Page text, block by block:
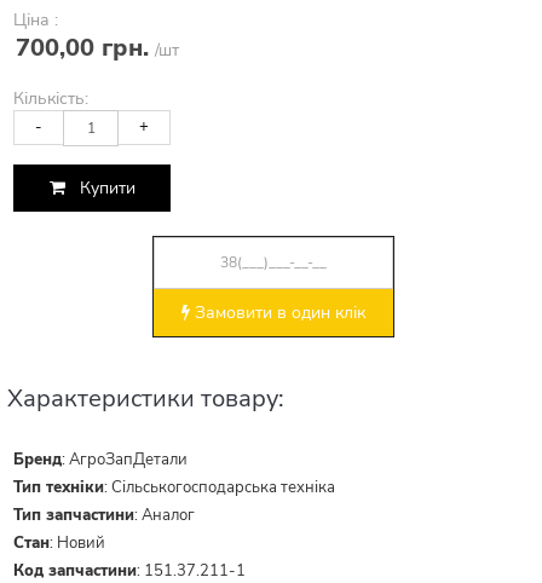
Ціна :
700,00 грн. /шт
Кількість:
- +
Купити
Замовити в один клік
Характеристики товару:
Бренд:АгроЗапДетали
Тип техніки:Сільськогосподарська техніка
Тип запчастини:Аналог
Стан: Новий
Код запчастини: 151.37.211-1